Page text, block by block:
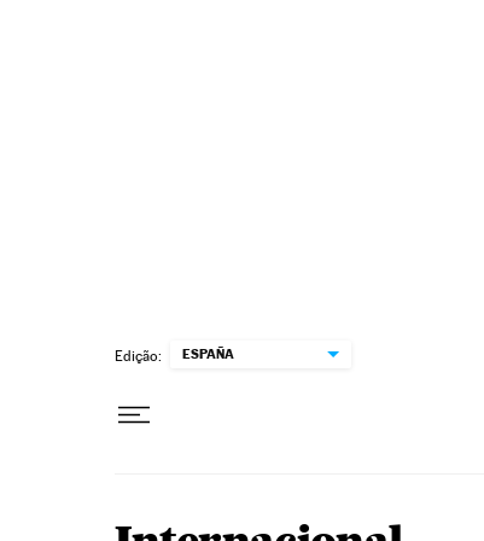
Edição: ESPAÑA